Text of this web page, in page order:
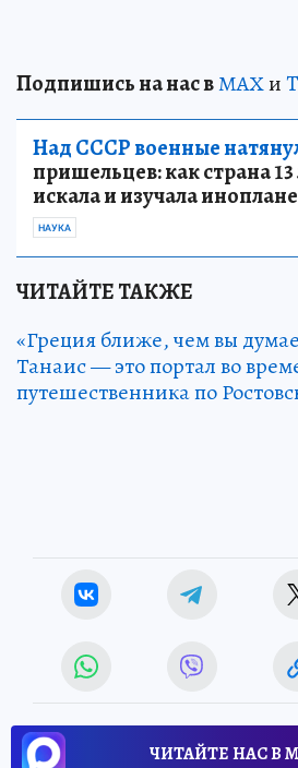
Подпишись на нас вМАХи
Над СССР военные
пришельцев: как страна
искала и изучала
НАУКА
ЧИТАЙТЕ ТАКЖЕ
«Греция ближе, чем вы
Танаис — это портал во
путешественника по
ЧИТАЙТЕ НАС В